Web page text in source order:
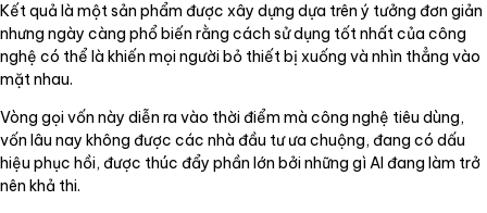
Kết quả là một sản phẩm được xây dựng dựa trên ý tưởng đơn giản
nhưng ngày càng phổ biến rằng cách sử dụng tốt nhất của công
nghệ có thể là khiến mọi người bỏ thiết bị xuống và nhìn thẳng vào
mặt nhau.
Vòng gọi vốn này diễn ra vào thời điểm mà công nghệ tiêu dùng,
vốn lâu nay không được các nhà đầu tư ưa chuộng, đang có dấu
hiệu phục hồi, được thúc đẩy phần lớn bởi những gì AI đang làm trở
nên khả thi.